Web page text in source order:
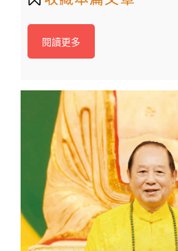
閱讀更多